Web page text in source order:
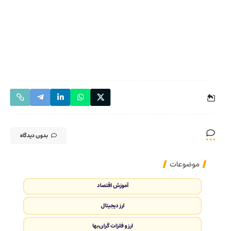
بدون دیدگاه
موضوعات
آموزش اقتصاد
ارز دیجیتال
ارز و فلزات گران‌بها